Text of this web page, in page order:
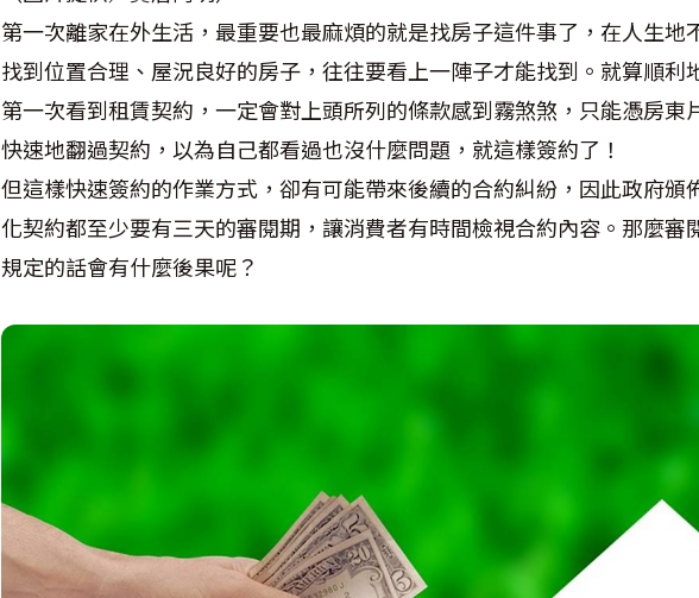
第一次離家在外生活，最重要也最麻煩的就是找房子這件事了，在人生地
找到位置合理、屋況良好的房子，往往要看上一陣子才能找到。就算順利
第一次看到租賃契約，一定會對上頭所列的條款感到霧煞煞，只能憑房東
快速地翻過契約，以為自己都看過也沒什麼問題，就這樣簽約了！
但這樣快速簽約的作業方式，卻有可能帶來後續的合約糾紛，因此政府頒
化契約都至少要有三天的審閱期，讓消費者有時間檢視合約內容。那麼審
規定的話會有什麼後果呢？